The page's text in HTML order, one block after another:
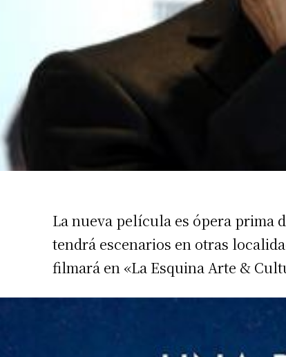
La nueva película es ópera prima
tendrá escenarios en otras
filmará en «La Esquina Arte &